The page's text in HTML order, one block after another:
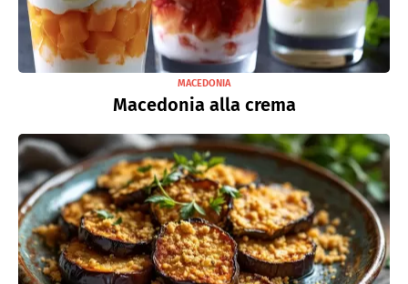
MACEDONIA
Macedonia alla crema